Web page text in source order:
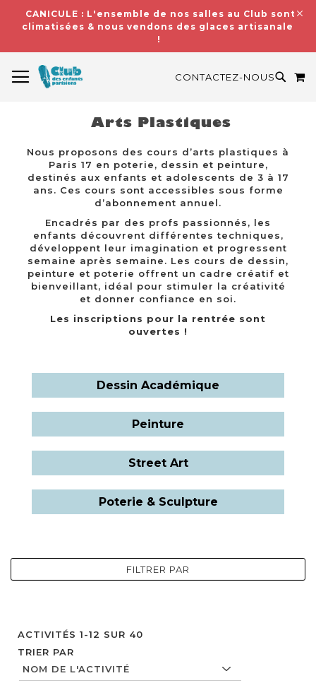
CANICULE : L'ensemble de nos salles au Club sont
climatisées & nous vendons des glaces artisanales
!
CONTACTEZ-NOUS
Arts Plastiques
Nous proposons des cours d’arts plastiques à
Paris 17 en poterie, dessin et peinture,
destinés aux enfants et adolescents de 3 à 17
ans. Ces cours sont accessibles sous forme
d’abonnement annuel.
Encadrés par des profs passionnés, les
enfants découvrent différentes techniques,
développent leur imagination et progressent
semaine après semaine. Les cours de dessin,
peinture et poterie offrent un cadre créatif et
bienveillant, idéal pour stimuler la créativité
et donner confiance en soi.
Les inscriptions pour la rentrée sont
ouvertes !
Dessin Académique
Peinture
Street Art
Poterie & Sculpture
ACTIVITÉS 1-12 SUR 40
TRIER PAR
FILTRER PAR